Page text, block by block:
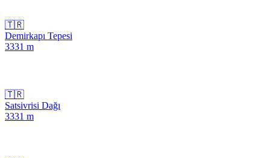
🇹🇷
Demirkapı Tepesi
3331 m
🇹🇷
Satsivrisi Dağı
3331 m